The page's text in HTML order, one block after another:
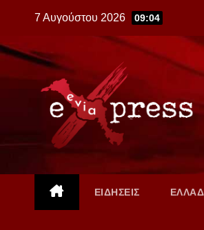
content
7 Αυγούστου 2026 09:04
ΕΙΔΗΣΕΙΣ